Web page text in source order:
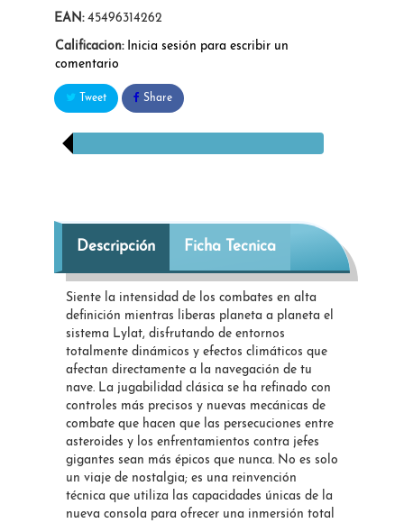
EAN: 45496314262
Calificacion: Inicia sesión para escribir un
comentario
Tweet Share
Descripción Ficha Tecnica
Siente la intensidad de los combates en alta
definición mientras liberas planeta a planeta el
sistema Lylat, disfrutando de entornos
totalmente dinámicos y efectos climáticos que
afectan directamente a la navegación de tu
nave. La jugabilidad clásica se ha refinado con
controles más precisos y nuevas mecánicas de
combate que hacen que las persecuciones entre
asteroides y los enfrentamientos contra jefes
gigantes sean más épicos que nunca. No es solo
un viaje de nostalgia; es una reinvención
técnica que utiliza las capacidades únicas de la
nueva consola para ofrecer una inmersión total